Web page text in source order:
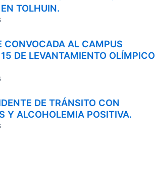
TOLHUIN.
CONVOCADA AL CAMPUS
DE LEVANTAMIENTO OLÍMPICO
DE TRÁNSITO CON
Y ALCOHOLEMIA POSITIVA.